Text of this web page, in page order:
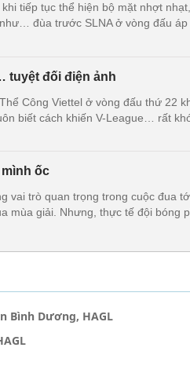
tiếp tục thể hiện bộ mặt nhợt
đùa trước SLNA ở vòng đấu áp
tuyệt đối điện ảnh
Công Viettel ở vòng đấu thứ 22
biết cách khiến V-League… rất
ốc
vai trò quan trọng trong cuộc đua
mùa giải. Nhưng, thực tế đội bóng
Bình Dương, HAGL